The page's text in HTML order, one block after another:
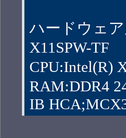
ハードウェア
X11SPW-TF
CPU:Intel(R)
RAM:DDR4
IB